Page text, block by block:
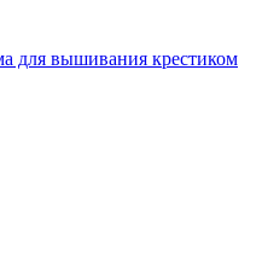
для вышивания крестиком